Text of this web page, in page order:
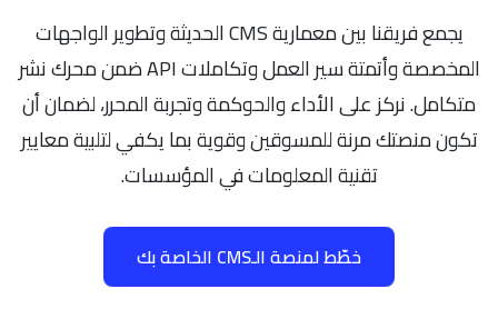
يجمع فريقنا بين معمارية CMS الحديثة وتطوير الواجهات
المخصصة وأتمتة سير العمل وتكاملات API ضمن محرك نشر
متكامل. نركز على الأداء والحوكمة وتجربة المحرر، لضمان أن
تكون منصتك مرنة للمسوقين وقوية بما يكفي لتلبية معايير
تقنية المعلومات في المؤسسات.
خطّط لمنصة الـCMS الخاصة بك